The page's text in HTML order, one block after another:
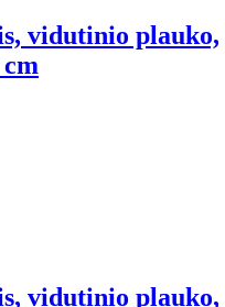
vidutinio plauko,
vidutinio plauko,